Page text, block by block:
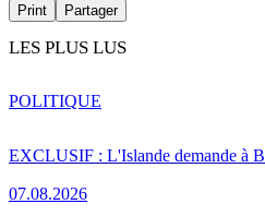
Print Partager
LES PLUS LUS
EXCLUSIF : L'Islande demande à
07.08.2026
POLITIQUE